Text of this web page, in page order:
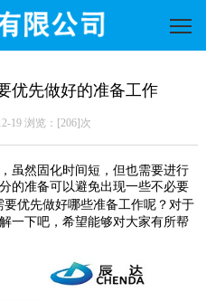
优先做好的准备工作
19 浏览：[206]次
虽然固化时间短，但也需要进行
的准备可以避免出现一些不必要
要优先做好哪些准备工作呢？对于
一下吧，希望能够对大家有所帮